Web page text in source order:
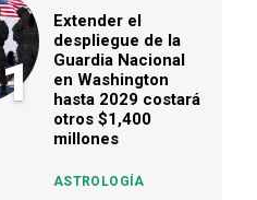
1
Extender el
despliegue de la
Guardia Nacional
en Washington
hasta 2029 costará
otros $1,400
millones
ASTROLOGÍA